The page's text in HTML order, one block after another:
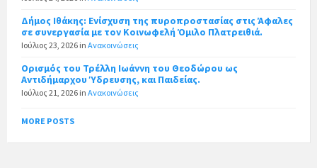
Δήμος Ιθάκης: Ενίσχυση της πυροπροστασίας στις Άφαλες
σε συνεργασία με τον Κοινωφελή Όμιλο Πλατρειθιά.
Ιούλιος 23, 2026 in Ανακοινώσεις
Ορισμός του Τρέλλη Ιωάννη του Θεοδώρου ως
Αντιδήμαρχου Ύδρευσης, και Παιδείας.
Ιούλιος 21, 2026 in Ανακοινώσεις
MORE POSTS